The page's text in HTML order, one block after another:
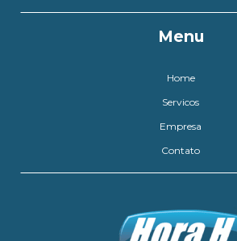
Menu
Home
Servicos
Empresa
Contato